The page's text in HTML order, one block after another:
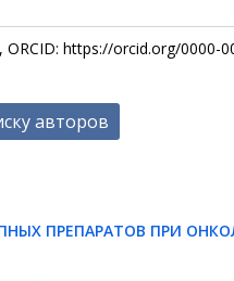
https://orcid.org/0000-
авторов
ПРЕПАРАТОВ ПРИ